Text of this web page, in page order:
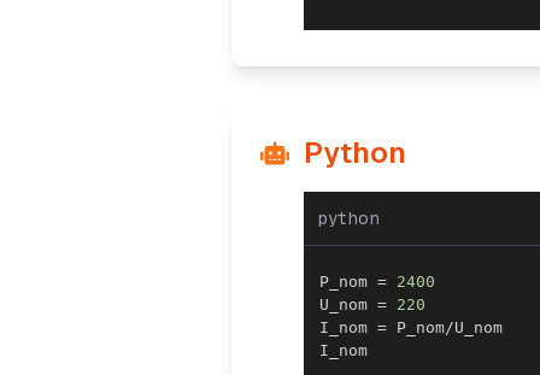
Python
python
P_nom = 2400
U_nom = 220
I_nom = P_nom/